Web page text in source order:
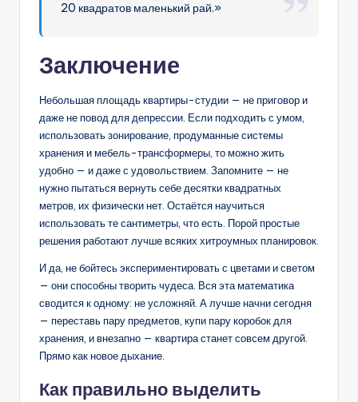
20 квадратов маленький рай.»
Заключение
Небольшая площадь квартиры-студии — не приговор и
даже не повод для депрессии. Если подходить с умом,
использовать зонирование, продуманные системы
хранения и мебель-трансформеры, то можно жить
удобно — и даже с удовольствием. Запомните — не
нужно пытаться вернуть себе десятки квадратных
метров, их физически нет. Остаётся научиться
использовать те сантиметры, что есть. Порой простые
решения работают лучше всяких хитроумных планировок.
И да, не бойтесь экспериментировать с цветами и светом
— они способны творить чудеса. Вся эта математика
сводится к одному: не усложняй. А лучше начни сегодня
— переставь пару предметов, купи пару коробок для
хранения, и внезапно — квартира станет совсем другой.
Прямо как новое дыхание.
Как правильно выделить